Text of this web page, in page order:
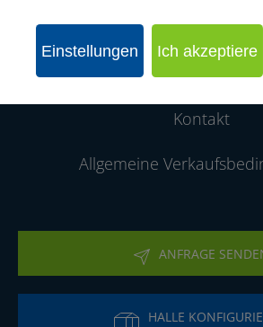
Partnernetzwerk
Über die Firma
Kontakt
Allgemeine
ANFRAGE
HALLE
Einstellungen Ich akzeptiere